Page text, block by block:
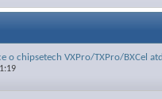
o chipsetech VXPro/TXPro/BXCel